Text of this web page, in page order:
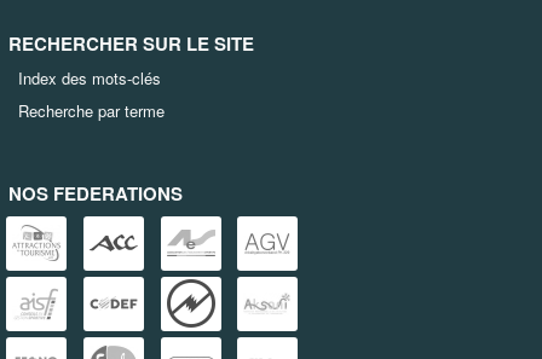
RECHERCHER SUR LE SITE
Index des mots-clés
Recherche par terme
NOS FEDERATIONS